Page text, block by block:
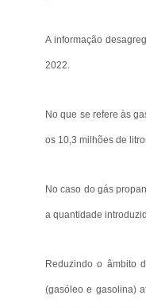
A informação
2022.
No que se refere às
os 10,3 milhões de
No caso do gás
a quantidade
Reduzindo o âmbito
(gasóleo e gasolina)